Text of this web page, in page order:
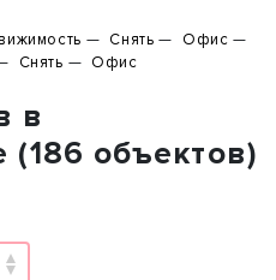
Снять
Офис
Снять Офис
в
(186 объектов)